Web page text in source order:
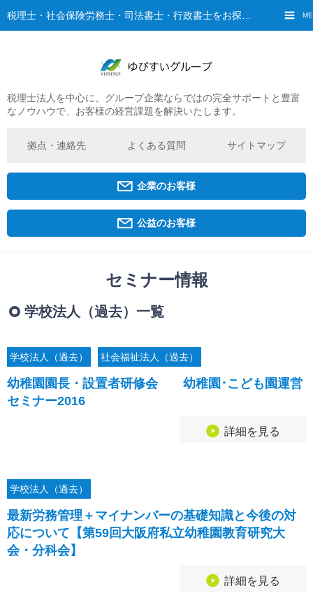
税理士法人を中心に、グループ企業ならではの完全サポートと豊富
なノウハウで、お客様の経営課題を解決いたします。
拠点・連絡先 よくある質問 サイトマップ
企業のお客様
公益のお客様
ご挨拶
グループ概要
ゆびすいのあゆみ
京都オフィス
相続・贈与・事業承継をお考えの方
寺院などの宗教法人経営者の方
幼稚園・学校法人経営者の方
保育園経営者の方
セミナー情報
学校法人（過去）一覧
学校法人（過去） 社会福祉法人（過去）
幼稚園園長・設置者研修会 幼稚園･こども園運営
セミナー2016
詳細を見る
学校法人（過去）
最新労務管理＋マイナンバーの基礎知識と今後の対
応について【第59回大阪府私立幼稚園教育研究大
会・分科会】
詳細を見る